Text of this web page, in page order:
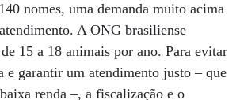
nomes, uma demanda muito acima
A ONG brasiliense
15 a 18 animais por ano. Para evitar
e garantir um atendimento justo – que
renda –, a fiscalização e o